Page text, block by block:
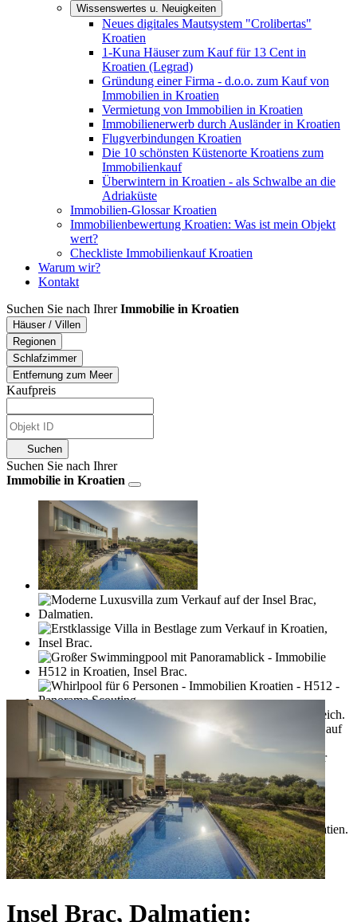
Wissenswertes u. Neuigkeiten
Neues digitales Mautsystem "Crolibertas"
Kroatien
1-Kuna Häuser zum Kauf für 13 Cent in
Kroatien (Legrad)
Gründung einer Firma - d.o.o. zum Kauf von
Immobilien in Kroatien
Vermietung von Immobilien in Kroatien
Immobilienerwerb durch Ausländer in Kroatien
Flugverbindungen Kroatien
Die 10 schönsten Küstenorte Kroatiens zum
Immobilienkauf
Überwintern in Kroatien - als Schwalbe an die
Adriaküste
Immobilien-Glossar Kroatien
Immobilienbewertung Kroatien: Was ist mein Objekt
wert?
Checkliste Immobilienkauf Kroatien
Warum wir?
Kontakt
Suchen Sie nach IhrerImmobilie in Kroatien
Häuser / Villen
Regionen
Schlafzimmer
Entfernung zum Meer
Kaufpreis
Suchen
Suchen Sie nach Ihrer
Immobilie in Kroatien
Insel Brac, Dalmatien: